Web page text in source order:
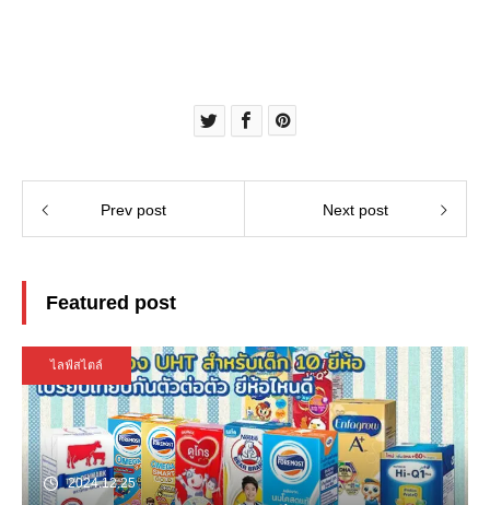
Prev post Next post
Featured post
ไลฟ์สไตล์
2024.12.25